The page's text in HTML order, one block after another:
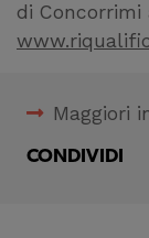
di
Maggiori
CONDIVIDI